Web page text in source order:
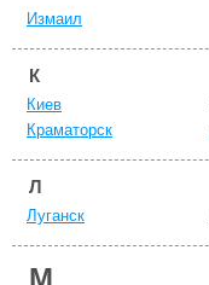
Измаил
К
Киев
Краматорск
Л
Луганск
М